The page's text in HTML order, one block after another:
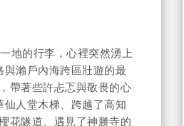
地的行李，心裡突然湧上
瀨戶內海跨區壯遊的最
帶著些許忐忑與敬畏的心
人堂木梯、跨越了高知
花隧道、遇見了神勝寺的